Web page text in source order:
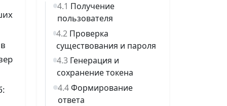
Получение
пользователя
Проверка
существования и пароля
Генерация и
сохранение токена
Формирование
ответа